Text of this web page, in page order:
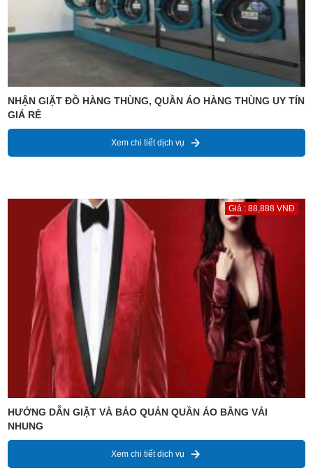
NHẬN GIẶT ĐỒ HÀNG THÙNG, QUẦN ÁO HÀNG THÙNG UY TÍN
GIÁ RẺ
Xem chi tiết dịch vụ
Giá : 88,888 VNĐ
HƯỚNG DẪN GIẶT VÀ BẢO QUẢN QUẦN ÁO BẰNG VẢI
NHUNG
Xem chi tiết dịch vụ